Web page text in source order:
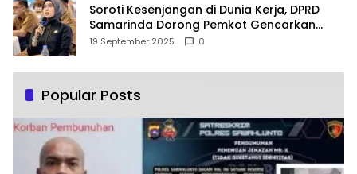
Soroti Kesenjangan di Dunia Kerja, DPRD
Samarinda Dorong Pemkot Gencarkan
Pemberdayaan Perempuan
19 September 2025 0
Popular Posts